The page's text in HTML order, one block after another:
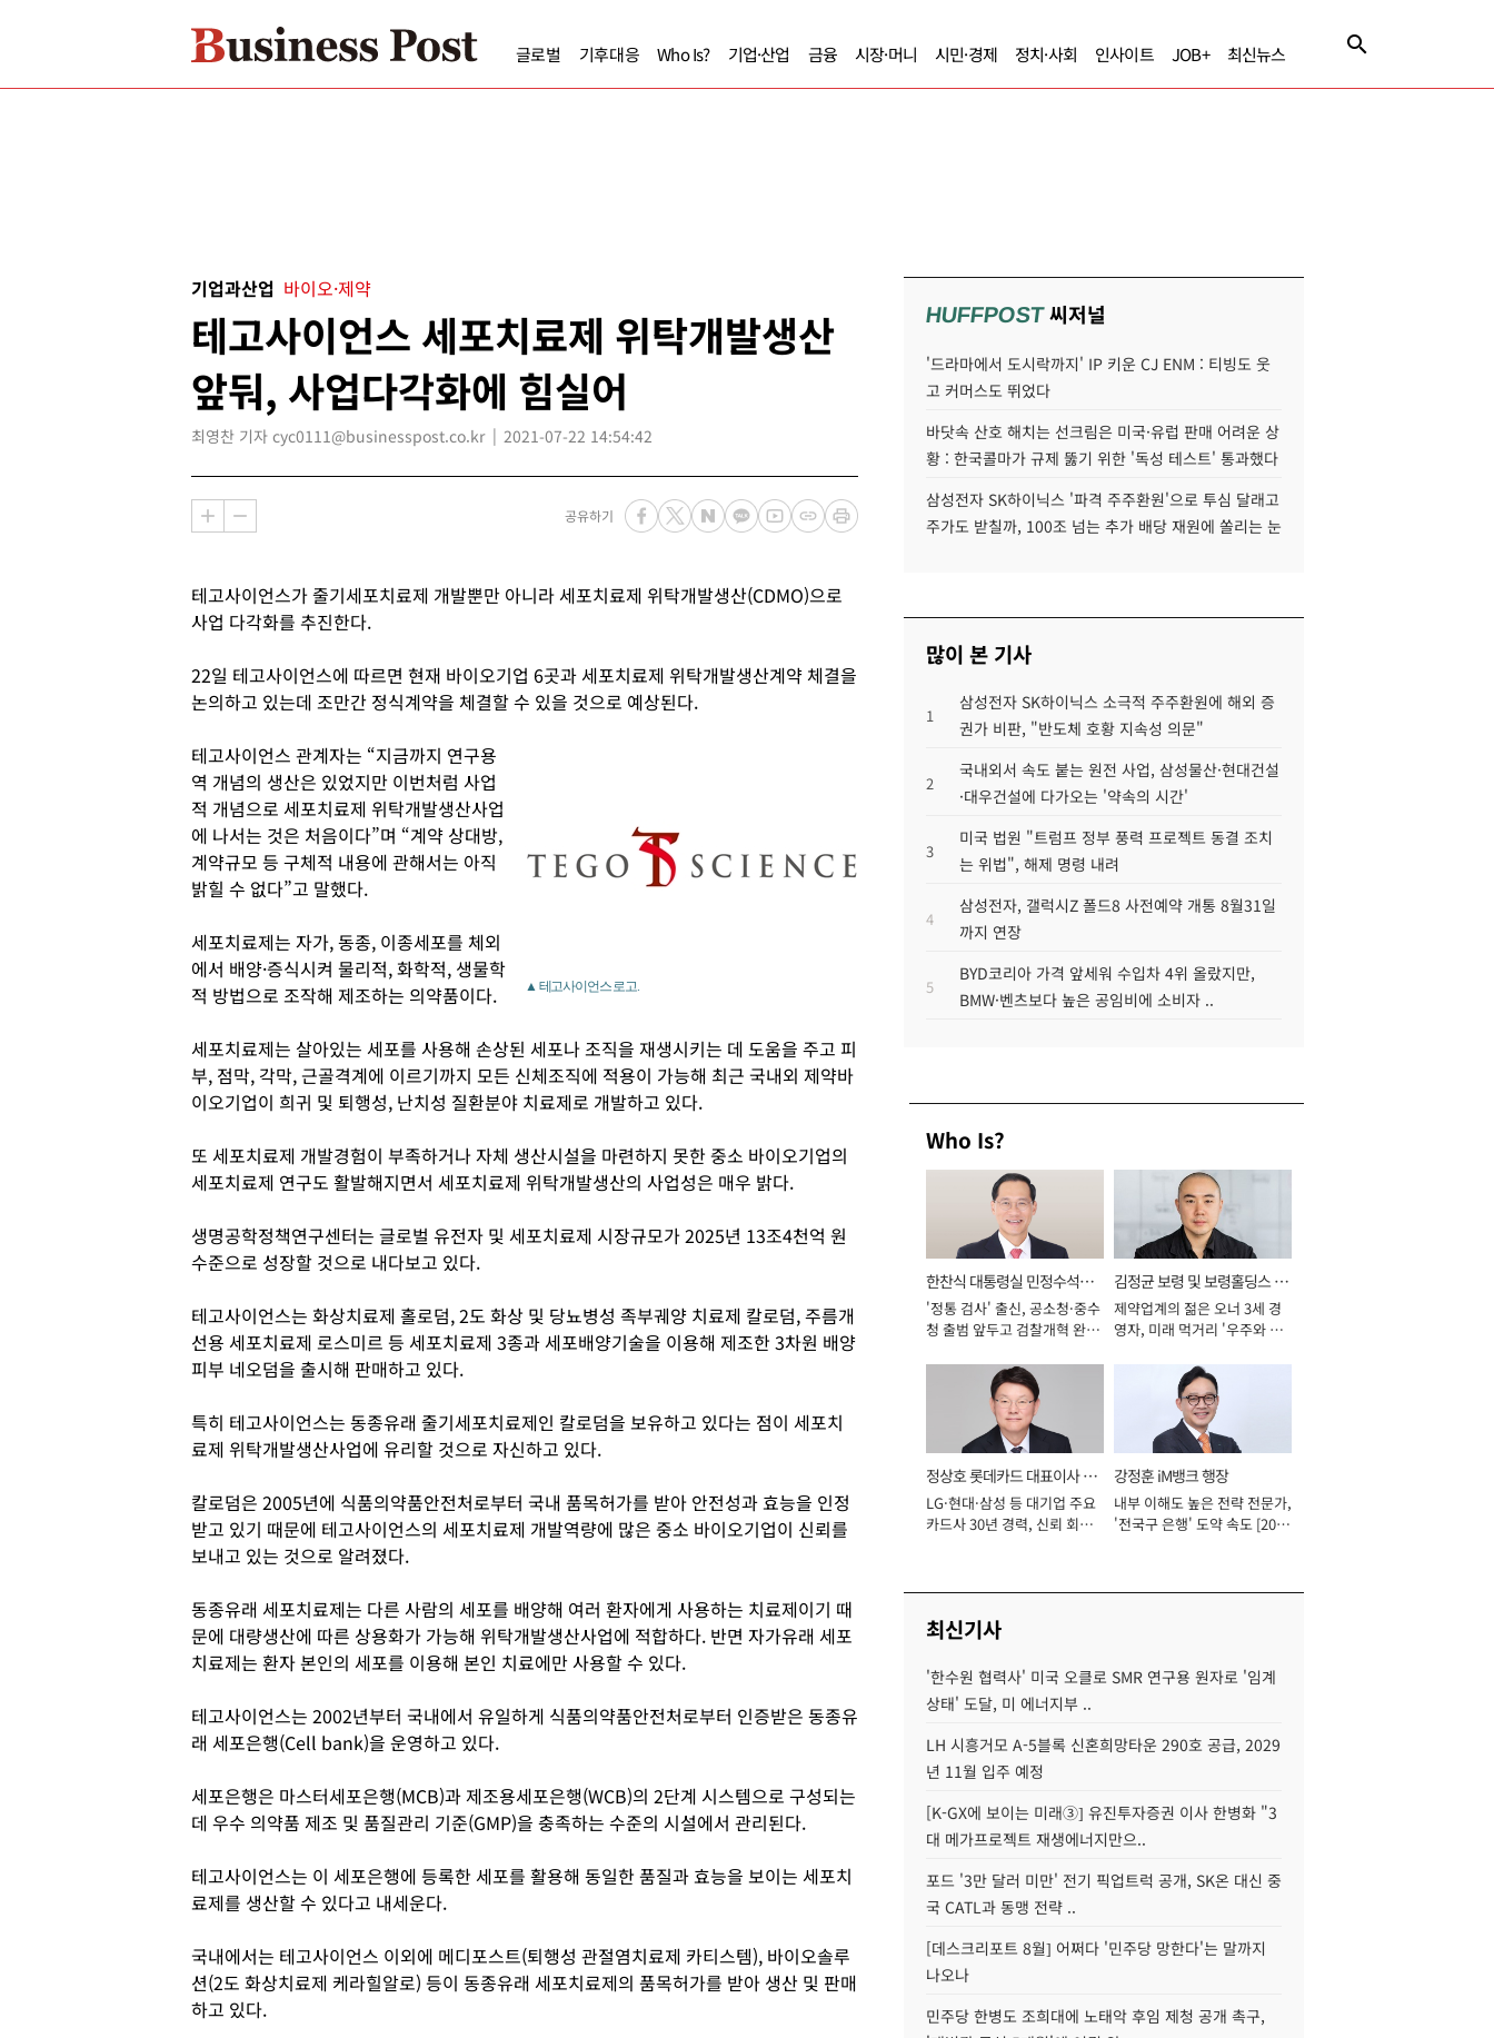
글로벌 기후대응 Who Is? 기업·산업 금융 시장·머니 시민·경제 정치·사회 인사이트 JOB+ 최신뉴스
기업과산업 바이오·제약
테고사이언스 세포치료제 위탁개발생산
앞둬, 사업다각화에 힘실어
최영찬 기자 cyc0111@businesspost.co.kr 2021-07-22 14:54:42
공유하기
테고사이언스가 줄기세포치료제 개발뿐만 아니라 세포치료제 위탁개발생산(CDMO)으로
사업 다각화를 추진한다.
22일 테고사이언스에 따르면 현재 바이오기업 6곳과 세포치료제 위탁개발생산계약 체결을
논의하고 있는데 조만간 정식계약을 체결할 수 있을 것으로 예상된다.
▲ 테고사이언스 로고.
테고사이언스 관계자는 “지금까지 연구용
역 개념의 생산은 있었지만 이번처럼 사업
적 개념으로 세포치료제 위탁개발생산사업
에 나서는 것은 처음이다”며 “계약 상대방,
계약규모 등 구체적 내용에 관해서는 아직
밝힐 수 없다”고 말했다.
세포치료제는 자가, 동종, 이종세포를 체외
에서 배양·증식시켜 물리적, 화학적, 생물학
적 방법으로 조작해 제조하는 의약품이다.
세포치료제는 살아있는 세포를 사용해 손상된 세포나 조직을 재생시키는 데 도움을 주고 피
부, 점막, 각막, 근골격계에 이르기까지 모든 신체조직에 적용이 가능해 최근 국내외 제약바
이오기업이 희귀 및 퇴행성, 난치성 질환분야 치료제로 개발하고 있다.
또 세포치료제 개발경험이 부족하거나 자체 생산시설을 마련하지 못한 중소 바이오기업의
세포치료제 연구도 활발해지면서 세포치료제 위탁개발생산의 사업성은 매우 밝다.
생명공학정책연구센터는 글로벌 유전자 및 세포치료제 시장규모가 2025년 13조4천억 원
수준으로 성장할 것으로 내다보고 있다.
테고사이언스는 화상치료제 홀로덤, 2도 화상 및 당뇨병성 족부궤양 치료제 칼로덤, 주름개
선용 세포치료제 로스미르 등 세포치료제 3종과 세포배양기술을 이용해 제조한 3차원 배양
피부 네오덤을 출시해 판매하고 있다.
특히 테고사이언스는 동종유래 줄기세포치료제인 칼로덤을 보유하고 있다는 점이 세포치
료제 위탁개발생산사업에 유리할 것으로 자신하고 있다.
칼로덤은 2005년에 식품의약품안전처로부터 국내 품목허가를 받아 안전성과 효능을 인정
받고 있기 때문에 테고사이언스의 세포치료제 개발역량에 많은 중소 바이오기업이 신뢰를
보내고 있는 것으로 알려졌다.
동종유래 세포치료제는 다른 사람의 세포를 배양해 여러 환자에게 사용하는 치료제이기 때
문에 대량생산에 따른 상용화가 가능해 위탁개발생산사업에 적합하다. 반면 자가유래 세포
치료제는 환자 본인의 세포를 이용해 본인 치료에만 사용할 수 있다.
테고사이언스는 2002년부터 국내에서 유일하게 식품의약품안전처로부터 인증받은 동종유
래 세포은행(Cell bank)을 운영하고 있다.
세포은행은 마스터세포은행(MCB)과 제조용세포은행(WCB)의 2단계 시스템으로 구성되는
데 우수 의약품 제조 및 품질관리 기준(GMP)을 충족하는 수준의 시설에서 관리된다.
테고사이언스는 이 세포은행에 등록한 세포를 활용해 동일한 품질과 효능을 보이는 세포치
료제를 생산할 수 있다고 내세운다.
국내에서는 테고사이언스 이외에 메디포스트(퇴행성 관절염치료제 카티스템), 바이오솔루
션(2도 화상치료제 케라힐알로) 등이 동종유래 세포치료제의 품목허가를 받아 생산 및 판매
하고 있다.
HUFFPOST씨저널
'드라마에서 도시락까지' IP 키운 CJ ENM : 티빙도 웃
고 커머스도 뛰었다
바닷속 산호 해치는 선크림은 미국·유럽 판매 어려운 상
황 : 한국콜마가 규제 뚫기 위한 '독성 테스트' 통과했다
삼성전자 SK하이닉스 '파격 주주환원'으로 투심 달래고
주가도 받칠까, 100조 넘는 추가 배당 재원에 쏠리는 눈
많이 본 기사
1
삼성전자 SK하이닉스 소극적 주주환원에 해외 증
권가 비판, "반도체 호황 지속성 의문"
2
국내외서 속도 붙는 원전 사업, 삼성물산·현대건설
·대우건설에 다가오는 '약속의 시간'
3
미국 법원 "트럼프 정부 풍력 프로젝트 동결 조치
는 위법", 해제 명령 내려
4
삼성전자, 갤럭시Z 폴드8 사전예약 개통 8월31일
까지 연장
5
BYD코리아 가격 앞세워 수입차 4위 올랐지만,
BMW·벤츠보다 높은 공임비에 소비자 ..
Who Is?
한찬식 대통령실 민정수석비
서관
'정통 검사' 출신, 공소청·중수
청 출범 앞두고 검찰개혁 완수
김정균 보령 및 보령홀딩스 대
표이사 사장
제약업계의 젊은 오너 3세 경
영자, 미래 먹거리 '우주와 헬
정상호 롯데카드 대표이사 사
장
LG·현대·삼성 등 대기업 주요
카드사 30년 경력, 신뢰 회복
강정훈 iM뱅크 행장
내부 이해도 높은 전략 전문가,
'전국구 은행' 도약 속도 [2026
최신기사
'한수원 협력사' 미국 오클로 SMR 연구용 원자로 '임계
상태' 도달, 미 에너지부 ..
LH 시흥거모 A-5블록 신혼희망타운 290호 공급, 2029
년 11월 입주 예정
[K-GX에 보이는 미래③] 유진투자증권 이사 한병화 "3
대 메가프로젝트 재생에너지만으..
포드 '3만 달러 미만' 전기 픽업트럭 공개, SK온 대신 중
국 CATL과 동맹 전략 ..
[데스크리포트 8월] 어쩌다 '민주당 망한다'는 말까지
나오나
민주당 한병도 조희대에 노태악 후임 제청 공개 촉구,